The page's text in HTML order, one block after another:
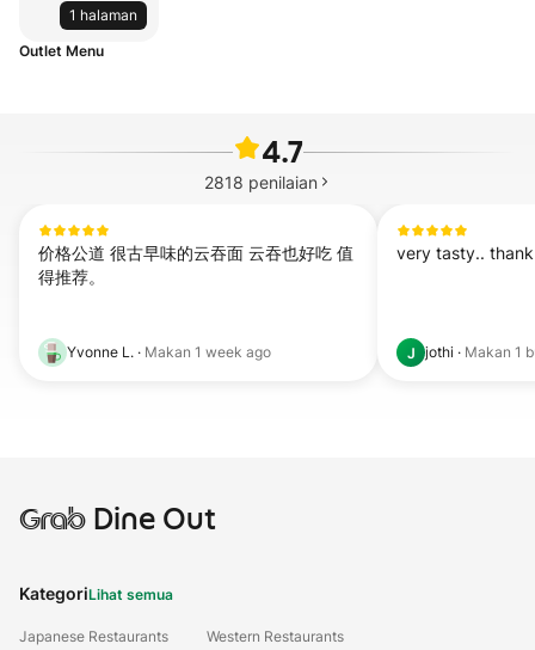
1 halaman
Outlet Menu
4.7
2818 penilaian
价格公道 很古早味的云吞面 云吞也好吃 值
得推荐。
Yvonne L. · Makan 1 week ago
very tasty..
J jothi · Makan 1
GrabDine Out
KategoriLihat semua
Japanese Restaurants
Western Restaurants